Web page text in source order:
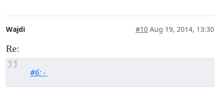
Wajdi #10 Aug 19, 2014, 13:30
Re:
#6: -